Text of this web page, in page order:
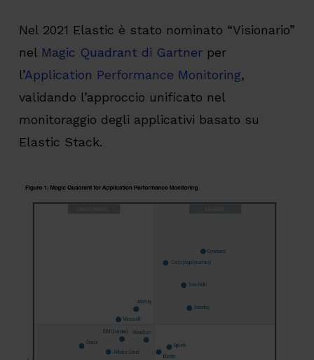
Nel 2021 Elastic è stato nominato “Visionario”
nel Magic Quadrant di Gartnerper
l’Application Performance Monitoring,
validando l’approccio unificato nel
monitoraggio degli applicativi basato su
Elastic Stack.